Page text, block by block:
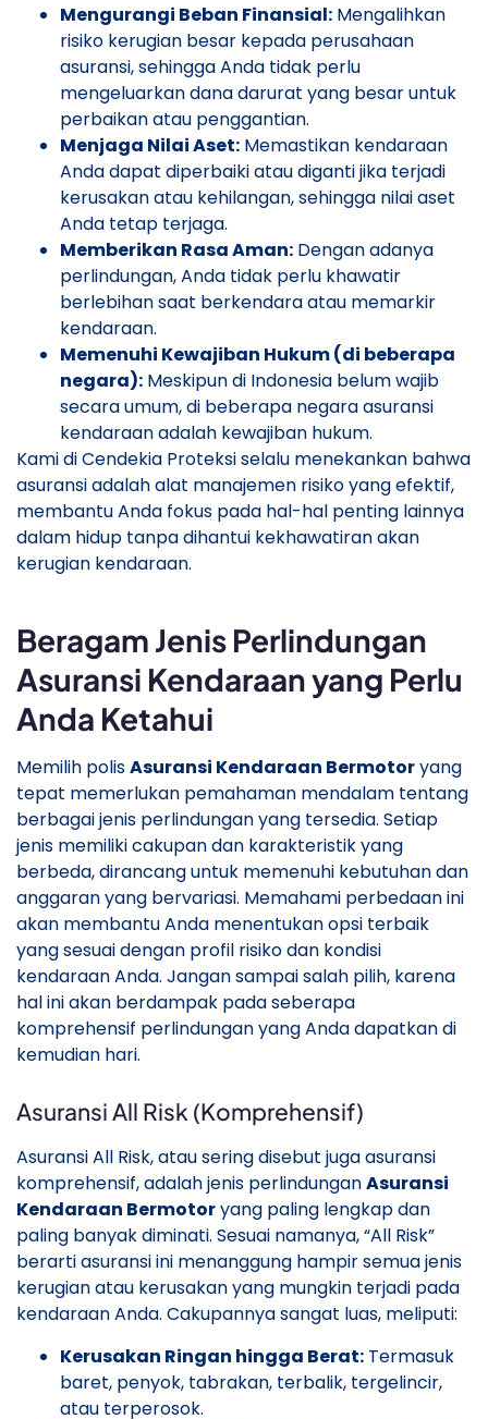
Mengurangi Beban Finansial: Mengalihkan
risiko kerugian besar kepada perusahaan
asuransi, sehingga Anda tidak perlu
mengeluarkan dana darurat yang besar untuk
perbaikan atau penggantian.
Menjaga Nilai Aset: Memastikan kendaraan
Anda dapat diperbaiki atau diganti jika terjadi
kerusakan atau kehilangan, sehingga nilai aset
Anda tetap terjaga.
Memberikan Rasa Aman: Dengan adanya
perlindungan, Anda tidak perlu khawatir
berlebihan saat berkendara atau memarkir
kendaraan.
Memenuhi Kewajiban Hukum (di beberapa
negara): Meskipun di Indonesia belum wajib
secara umum, di beberapa negara asuransi
kendaraan adalah kewajiban hukum.
Kami di Cendekia Proteksi selalu menekankan bahwa
asuransi adalah alat manajemen risiko yang efektif,
membantu Anda fokus pada hal-hal penting lainnya
dalam hidup tanpa dihantui kekhawatiran akan
kerugian kendaraan.
Beragam Jenis Perlindungan
Asuransi Kendaraan yang Perlu
Anda Ketahui
Memilih polisAsuransi Kendaraan Bermotoryang
tepat memerlukan pemahaman mendalam tentang
berbagai jenis perlindungan yang tersedia. Setiap
jenis memiliki cakupan dan karakteristik yang
berbeda, dirancang untuk memenuhi kebutuhan dan
anggaran yang bervariasi. Memahami perbedaan ini
akan membantu Anda menentukan opsi terbaik
yang sesuai dengan profil risiko dan kondisi
kendaraan Anda. Jangan sampai salah pilih, karena
hal ini akan berdampak pada seberapa
komprehensif perlindungan yang Anda dapatkan di
kemudian hari.
Asuransi All Risk (Komprehensif)
Asuransi All Risk, atau sering disebut juga asuransi
komprehensif, adalah jenis perlindunganAsuransi
Kendaraan Bermotoryang paling lengkap dan
paling banyak diminati. Sesuai namanya, “All Risk”
berarti asuransi ini menanggung hampir semua jenis
kerugian atau kerusakan yang mungkin terjadi pada
kendaraan Anda. Cakupannya sangat luas, meliputi:
Kerusakan Ringan hingga Berat: Termasuk
baret, penyok, tabrakan, terbalik, tergelincir,
atau terperosok.